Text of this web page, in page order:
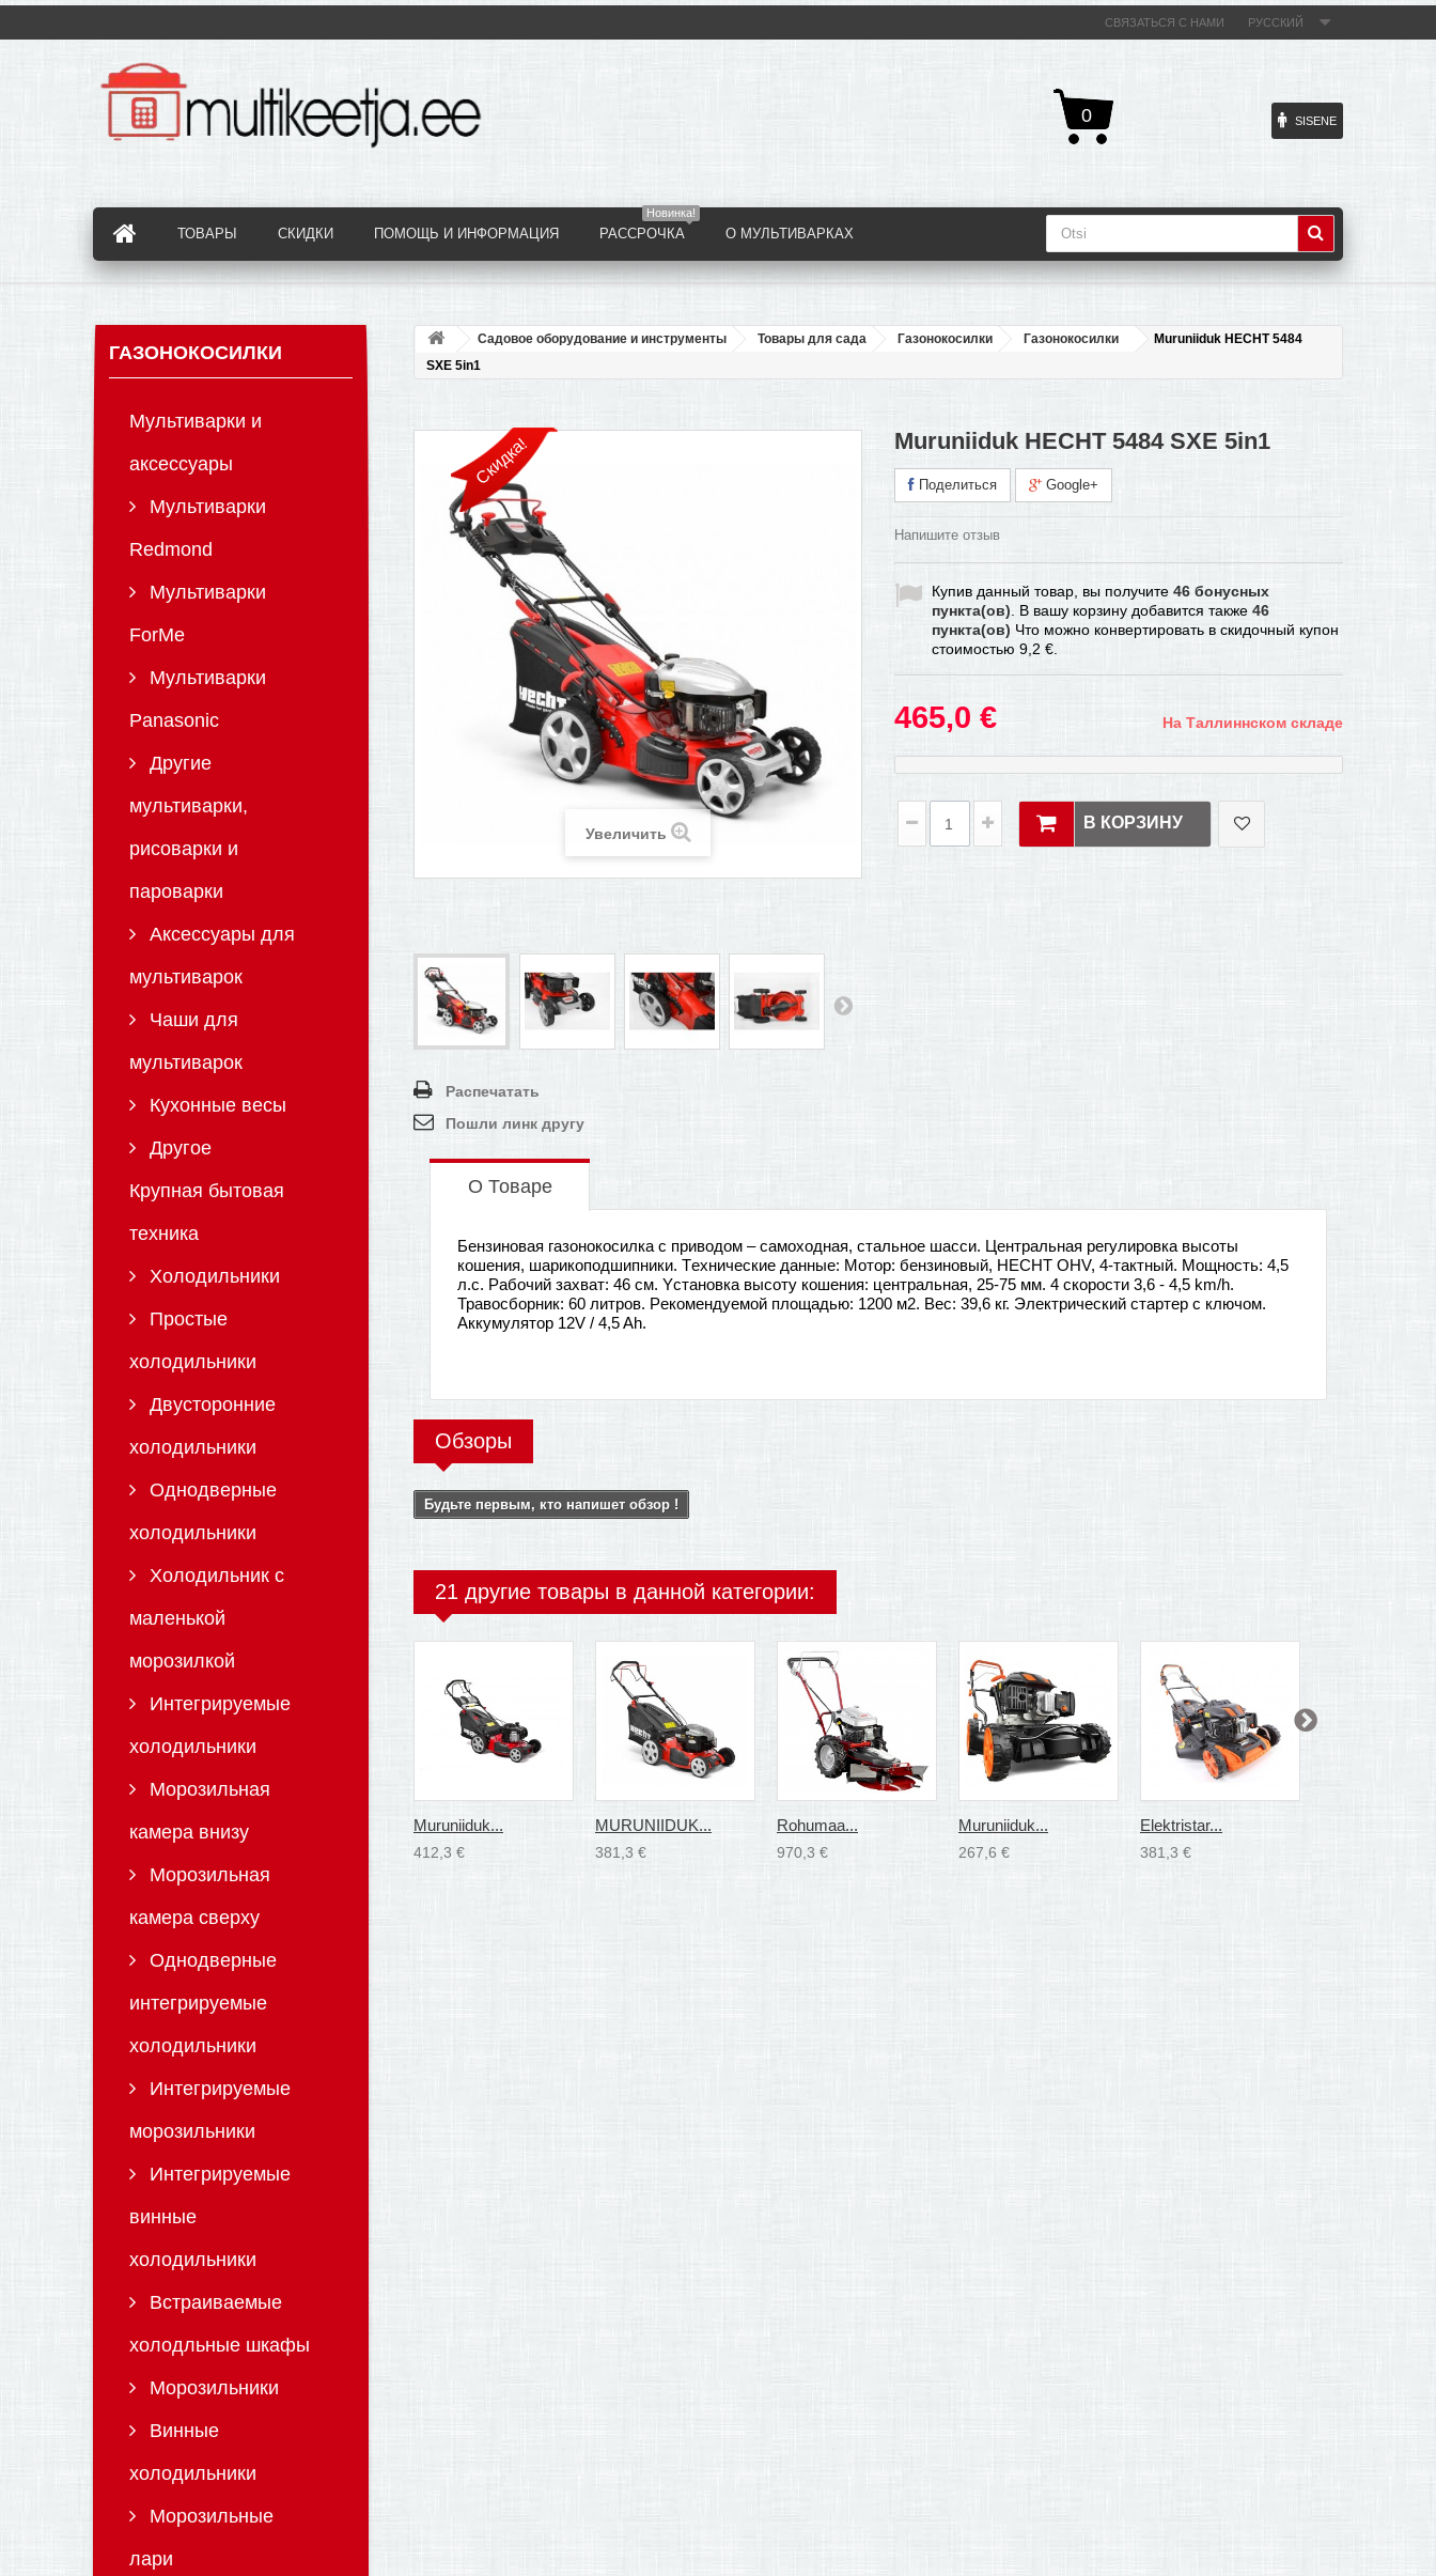
РУССКИЙ
СВЯЗАТЬСЯ С НАМИ
0 SISENE
ТОВАРЫ СКИДКИ ПОМОЩЬ И ИНФОРМАЦИЯ
Новинка!
РАССРОЧКА О МУЛЬТИВАРКАХ
ГАЗОНОКОСИЛКИ
Мультиварки и
аксессуары
Мультиварки
Redmond
Мультиварки
ForMe
Мультиварки
Panasonic
Другие
мультиварки,
рисоварки и
пароварки
Аксессуары для
мультиварок
Чаши для
мультиварок
Кухонные весы
Другое
Крупная бытовая
техника
Холодильники
Простые
холодильники
Двусторонние
холодильники
Однодверные
холодильники
Холодильник с
маленькой
морозилкой
Интегрируемые
холодильники
Морозильная
камера внизу
Морозильная
камера сверху
Однодверные
интегрируемые
холодильники
Интегрируемые
морозильники
Интегрируемые
винные
холодильники
Встраиваемые
холодльные шкафы
Морозильники
Винные
холодильники
Морозильные
лари
Садовое оборудование и инструменты Товары для сада Газонокосилки Газонокосилки
Muruniiduk HECHT 5484
SXE 5in1
Скидка!
Увеличить
Распечатать
Пошли линк другу
Muruniiduk HECHT 5484 SXE 5in1
Поделиться Google+
Напишите отзыв
Купив данный товар, вы получите 46 бонусных
пункта(ов) . В вашу корзину добавится также 46
пункта(ов) Что можно конвертировать в скидочный купон
стоимостью 9,2 €
465,0 € На Таллиннском складе
В КОРЗИНУ
О Товаре
Бензиновая газонокосилка с приводом – самоходная, стальное шасси. Центральная pегулировка высоты
кошения, шарикоподшипники. Tехнические данные: Mотор: бензиновый, HECHT OHV, 4-тактный. Mощность: 4,5
л.с. Рабочий захват: 46 см. Yстановка высоту кошения: центральная, 25-75 мм. 4 скорости 3,6 - 4,5 km/h.
Травосборник: 60 литров. Pекомендуемой площадью: 1200 м2. Вес: 39,6 кг. Электрический стартер с ключом.
Аккумулятор 12V / 4,5 Ah.
Обзоры
Будьте первым, кто напишет обзор !
21 другие товары в данной категории:
Muruniiduk...
412,3 €
MURUNIIDUK...
381,3 €
Rohumaa...
970,3 €
Muruniiduk...
267,6 €
Elektristar...
381,3 €